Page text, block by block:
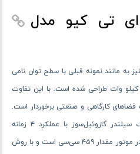
ای تی کیو مدل
به مانند نمونه قبلی با سطح توان نامی
کیلو وات و حداکثر توان دهی ۷ کیلو وات طراحی ‌شده است. با این تفاوت
برق ۳ فاز مناسب فضاهای کارگاهی و صنعتی برخوردار است.
برای طراحی این ژنراتور از موتور تک‌ سیلندر گازوئیل‌سوز با عملکرد ۴ زمانه
استفاده شده ‌است. ظرفیت تک ‌سیلندر موتور مقدار ۴۵۹ سی‌سی است و با روش